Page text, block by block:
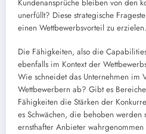
Kundenansprüche bleiben von den
unerfüllt? Diese strategische
einen Wettbewerbsvorteil zu erzielen.
Die Fähigkeiten, also die
ebenfalls im Kontext der
Wie schneidet das Unternehmen im
Wettbewerbern ab? Gibt es
Fähigkeiten die Stärken der
es Schwächen, die behoben werden
ernsthafter Anbieter